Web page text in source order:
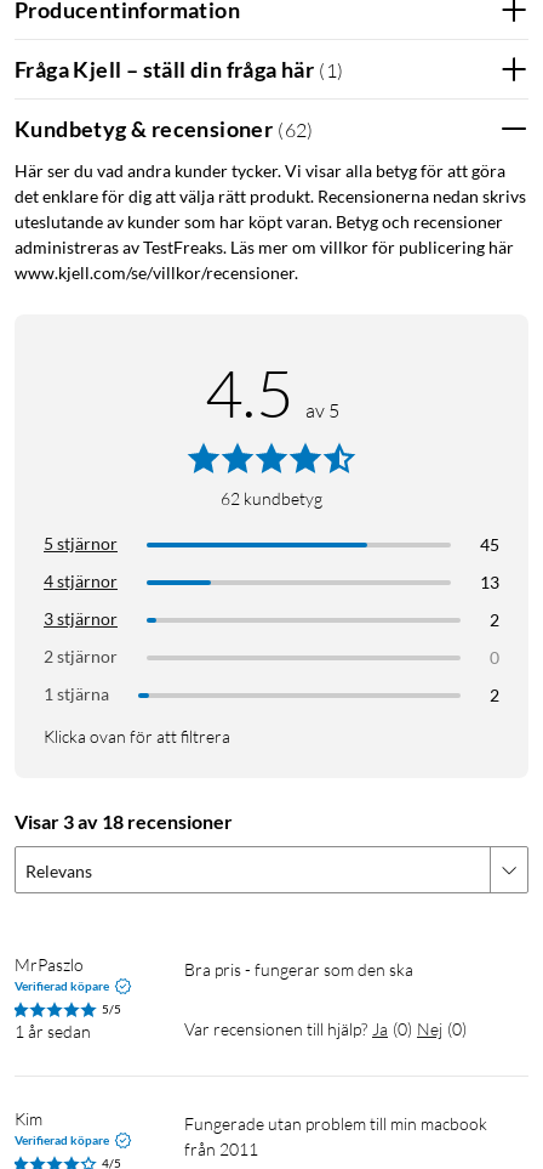
Producentinformation
Fråga Kjell – ställ din fråga här ( 1 )
Kundbetyg & recensioner (62)
Här ser du vad andra kunder tycker. Vi visar alla betyg för att göra
det enklare för dig att välja rätt produkt. Recensionerna nedan skrivs
uteslutande av kunder som har köpt varan. Betyg och recensioner
administreras av TestFreaks. Läs mer om villkor för publicering här
www.kjell.com/se/villkor/recensioner.
4.5 av 5
62 kundbetyg
5 stjärnor
45
4 stjärnor
13
3 stjärnor
2
2 stjärnor
0
1 stjärna
2
Klicka ovan för att filtrera
Visar 3 av 18 recensioner
Relevans
MrPaszlo
Verifierad köpare
5/5
1 år sedan
Bra pris - fungerar som den ska
Var recensionen till hjälp? Ja (0) Nej (0)
Kim
Verifierad köpare
4/5
fungerade utan problem till min macbook
från 2011